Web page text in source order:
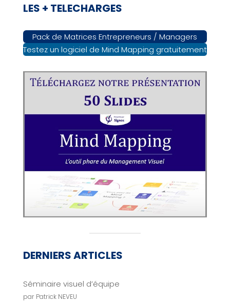
LES + TELECHARGES
Pack de Matrices Entrepreneurs / Managers
Testez un logiciel de Mind Mapping gratuitement
DERNIERS ARTICLES
Séminaire visuel d’équipe
par Patrick NEVEU